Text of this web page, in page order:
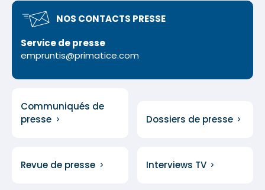
NOS CONTACTS PRESSE
Service de presse
empruntis@primatice.com
Communiqués de
presse
Dossiers de presse
Revue de presse Interviews TV